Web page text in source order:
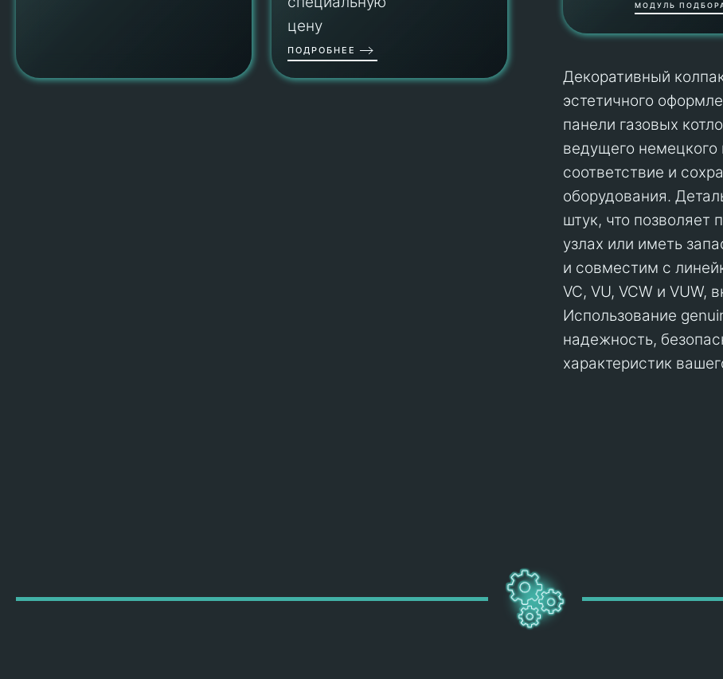
цену
ПОДРОБНЕЕ
МОДУЛЬ
Декоративный
эстетичного
панели газовых
ведущего немецкого
соответствие и
оборудования.
штук, что позволяет
узлах или иметь
и совместим с
VC, VU, VCW и VUW,
Использование
надежность,
характеристик